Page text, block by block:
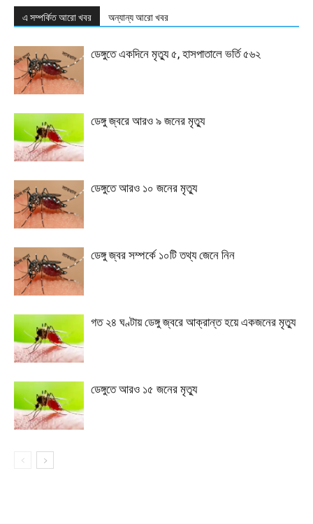
এ সম্পর্কিত আরো খবর অন্যান্য আরো খবর
ডেঙ্গুতে একদিনে মৃত্যু ৫, হাসপাতালে ভর্তি ৫৬২
ডেঙ্গু জ্বরে আরও ৯ জনের মৃত্যু
ডেঙ্গুতে আরও ১০ জনের মৃত্যু
ডেঙ্গু জ্বর সম্পর্কে ১০টি তথ্য জেনে নিন
গত ২৪ ঘণ্টায় ডেঙ্গু জ্বরে আক্রান্ত হয়ে একজনের মৃত্যু
ডেঙ্গুতে আরও ১৫ জনের মৃত্যু